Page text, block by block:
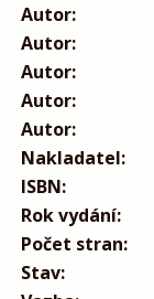
Autor:
Autor:
Autor:
Autor:
Autor:
Nakladatel:
ISBN:
Rok vydání:
Počet stran:
Stav: